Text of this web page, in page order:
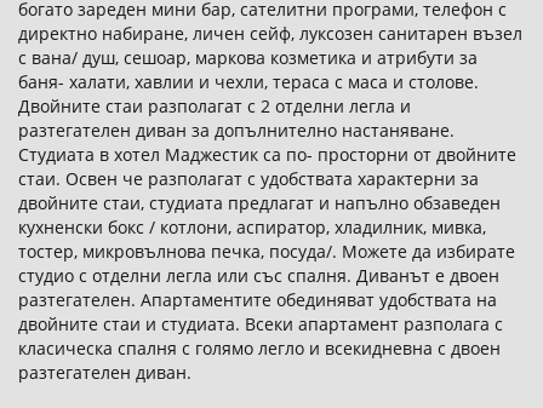
богато зареден мини бар, сателитни програми, телефон с
директно набиране, личен сейф, луксозен санитарен възел
с вана/ душ, сешоар, маркова козметика и атрибути за
баня- халати, хавлии и чехли, тераса с маса и столове.
Двойните стаи разполагат с 2 отделни легла и
разтегателен диван за допълнително настаняване.
Студиата в хотел Маджестик са по- просторни от двойните
стаи. Освен че разполагат с удобствата характерни за
двойните стаи, студиата предлагат и напълно обзаведен
кухненски бокс / котлони, аспиратор, хладилник, мивка,
тостер, микровълнова печка, посуда/. Можете да избирате
студио с отделни легла или със спалня. Диванът е двоен
разтегателен. Апартаментите обединяват удобствата на
двойните стаи и студиата. Всеки апартамент разполага с
класическа спалня с голямо легло и всекидневна с двоен
разтегателен диван.